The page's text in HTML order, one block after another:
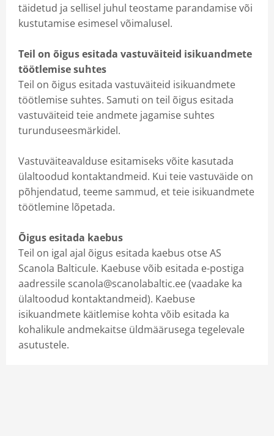
täidetud ja sellisel juhul teostame parandamise või
kustutamise esimesel võimalusel.
Teil on õigus esitada vastuväiteid isikuandmete
töötlemise suhtes
Teil on õigus esitada vastuväiteid isikuandmete
töötlemise suhtes. Samuti on teil õigus esitada
vastuväiteid teie andmete jagamise suhtes
turunduseesmärkidel.
Vastuväiteavalduse esitamiseks võite kasutada
ülaltoodud kontaktandmeid. Kui teie vastuväide on
põhjendatud, teeme sammud, et teie isikuandmete
töötlemine lõpetada.
Õigus esitada kaebus
Teil on igal ajal õigus esitada kaebus otse AS
Scanola Balticule. Kaebuse võib esitada e-postiga
aadressile scanola@scanolabaltic.ee (vaadake ka
ülaltoodud kontaktandmeid). Kaebuse
isikuandmete käitlemise kohta võib esitada ka
kohalikule andmekaitse üldmäärusega tegelevale
asutustele.